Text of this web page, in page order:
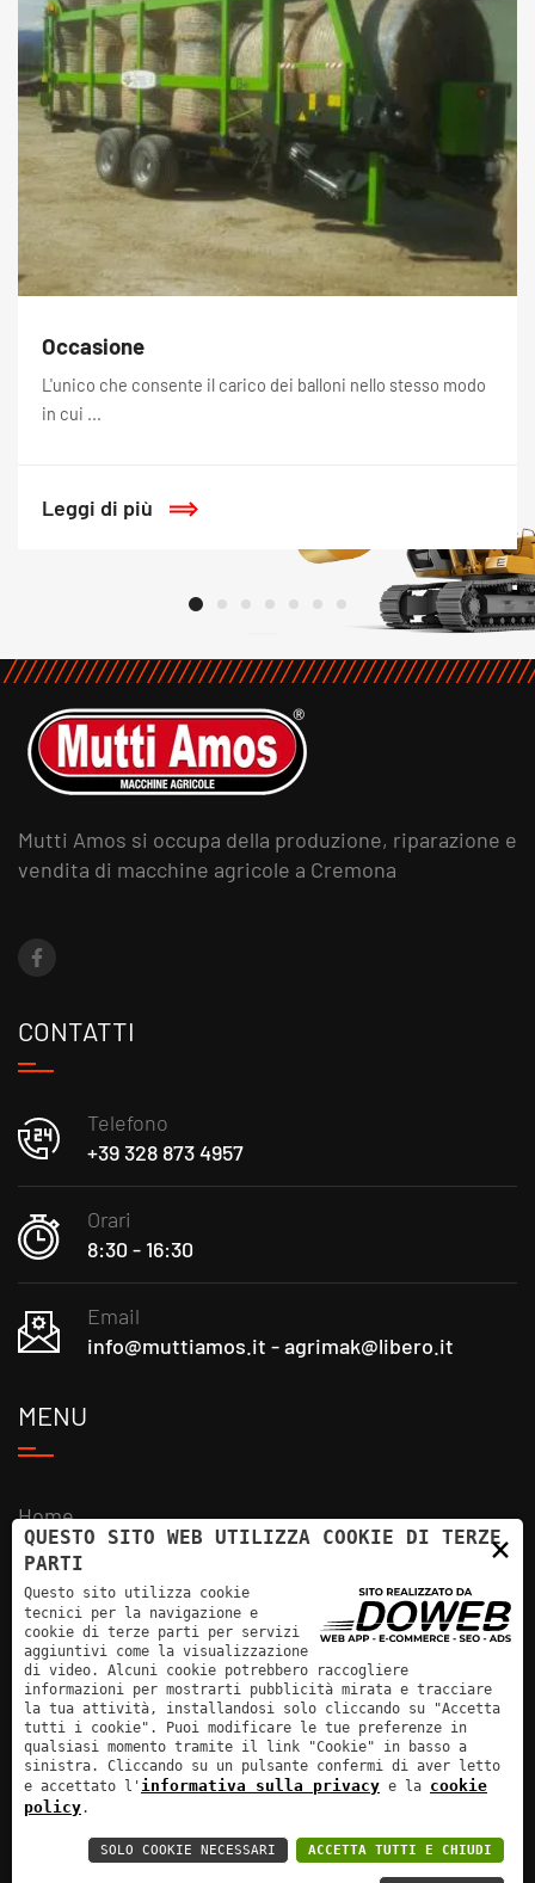
Occasione
L'unico che consente il carico dei balloni nello stesso modo
in cui ...
Leggi di più
Mutti Amos si occupa della produzione, riparazione e
vendita di macchine agricole a Cremona
CONTATTI
Telefono
+39 328 873 4957
Orari
8:30 - 16:30
Email
info@muttiamos.it - agrimak@libero.it
MENU
Home
Azienda
Prodotti
News
Contatti
SAMRA AGRI MAK - P.IVA: 02501880203 |
Informativa sulla privacy
×
QUESTO SITO WEB UTILIZZA COOKIE DI TERZE
PARTI
Questo sito utilizza cookie
tecnici per la navigazione e
cookie di terze parti per servizi
aggiuntivi come la visualizzazione
di video. Alcuni cookie potrebbero raccogliere
informazioni per mostrarti pubblicità mirata e tracciare
la tua attività, installandosi solo cliccando su "Accetta
tutti i cookie". Puoi modificare le tue preferenze in
qualsiasi momento tramite il link "Cookie" in basso a
sinistra. Cliccando su un pulsante confermi di aver letto
e accettato l' informativa sulla privacy e la cookie
policy.
ACCETTA TUTTI E CHIUDI
SOLO COOKIE NECESSARI